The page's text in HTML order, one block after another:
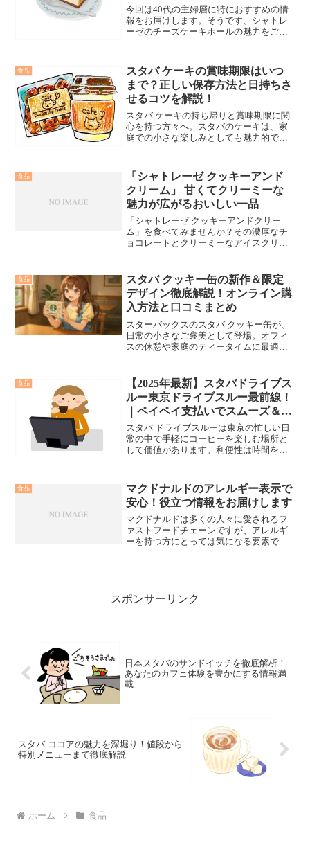
今回は40代の主婦層に特におすすめの情
報をお届けします。そうです、シャトレ
ーゼのチーズケーキホールの魅力をご紹
食欲をそそる絶品スイーツにフォーカス
した内容となっています。さあ、心躍る
チーズケーキの世界へとご案内いたしま
しょう！
食品
スタバ ケーキの賞味期限はいつ
まで？正しい保存方法と日持ちさ
せるコツを解説！
スタバ ケーキの持ち帰りと賞味期限に関
心を持つ方々へ。スタバのケーキは、家
庭での小さな楽しみとしても魅力的で
たのカフェ体験をより豊かにするための
答えを共に探ります。
食品
「シャトレーゼ クッキーアンド
クリーム」 甘くてクリーミーな
魅力が広がるおいしい一品
「シャトレーゼ クッキーアンドクリー
ム」を食べてみませんか？その濃厚なチ
ョコレートとクリーミーなアイスクリー
ツの魅力を堪能して、至福のひとときを
過ごしてください。シャトレーゼ クッキ
ーアンドクリーム、心踊る濃厚なハーモ
ニー。
食品
スタバ クッキー缶の新作＆限定
デザイン徹底解説！オンライン購
入方法と口コミまとめ
スターバックスのスタバ クッキー缶が、
日常の小さなご褒美として登場。オフィ
スの休憩や家庭のティータイムに最適
食品
【2025年最新】スタバドライブス
ルー東京ドライブスルー最前線！
｜ペイペイ支払いでスムーズ＆地
域限定メニューも紹介！
スタバ ドライブスルーは東京の忙しい日
常の中で手軽にコーヒーを楽しむ場所と
して価値があります。利便性は時間を有
さらに、各地で異なる特色や限定商品を
提供し、地域とのつながりを大切にして
います。また、ファンコミュニティとの
交流の場ともなっており、SNSでのシェ
アやオフラインでのミートアップを通じ
て新しい交流が生まれています。
食品
マクドナルドのアレルギー表示で
安心！役立つ情報をお届けします
マクドナルドは多くの人々に愛されるフ
ァストフードチェーンですが、アレルギ
ーを持つ方にとっては気になる要素でも
スポンサーリンク
日本スタバのサンドイッチを徹底解析！
あなたのカフェ体験を豊かにする情報満
載
スタバ ココアの魅力を深堀り！値段から
特別メニューまで徹底解説
ホーム 食品